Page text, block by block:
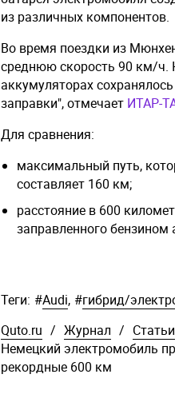
из различных компонентов.
Во время поездки из
среднюю скорость 90 км/ч.
аккумуляторах
заправки", отмечает ИТАР-
Для сравнения:
максимальный путь,
составляет 160 км;
расстояние в 600
заправленного бензином
Теги: #Audi, #гибрид/
Quto.ru / Журнал / Статьи
Немецкий электромобиль
рекордные 600 км